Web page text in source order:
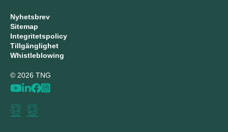
Nyhetsbrev
Sitemap
Integritetspolicy
Tillgänglighet
Whistleblowing
© 2026 TNG